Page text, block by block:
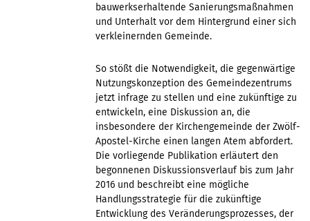
bauwerkserhaltende Sanierungsmaßnahmen
und Unterhalt vor dem Hintergrund einer sich
verkleinernden Gemeinde.
So stößt die Notwendigkeit, die gegenwärtige
Nutzungskonzeption des Gemeindezentrums
jetzt infrage zu stellen und eine zukünftige zu
entwickeln, eine Diskussion an, die
insbesondere der Kirchengemeinde der Zwölf-
Apostel-Kirche einen langen Atem abfordert.
Die vorliegende Publikation erläutert den
begonnenen Diskussionsverlauf bis zum Jahr
2016 und beschreibt eine mögliche
Handlungsstrategie für die zukünftige
Entwicklung des Veränderungsprozesses, der